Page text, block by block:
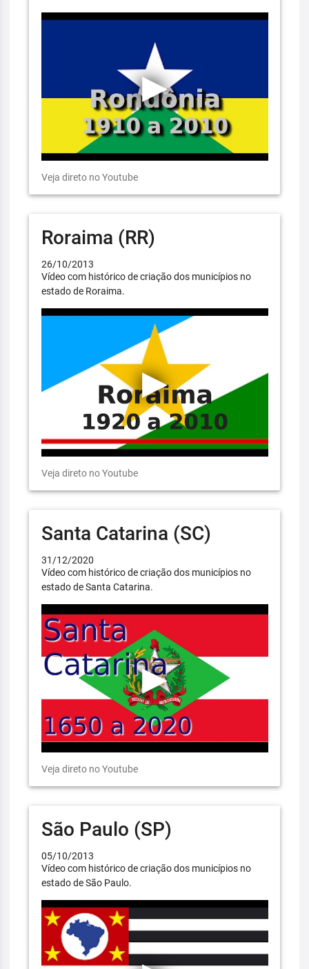
Veja direto no Youtube
Roraima (RR)
26/10/2013
Vídeo com histórico de criação dos municípios no
estado de Roraima.
Veja direto no Youtube
Santa Catarina (SC)
31/12/2020
Vídeo com histórico de criação dos municípios no
estado de Santa Catarina.
Veja direto no Youtube
São Paulo (SP)
05/10/2013
Vídeo com histórico de criação dos municípios no
estado de São Paulo.